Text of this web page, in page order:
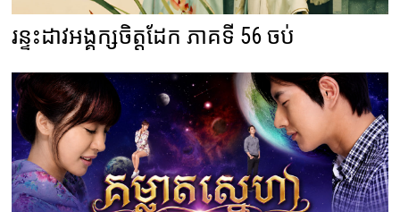
រន្ទះដាវអង្គក្សចិត្តដែក ភាគទី 56 ចប់